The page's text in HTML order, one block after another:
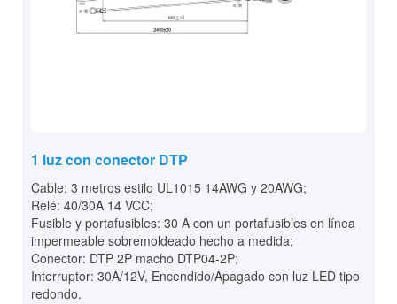
1 luz con conector DTP
Cable: 3 metros estilo UL1015 14AWG y 20AWG;
Relé: 40/30A 14 VCC;
Fusible y portafusibles: 30 A con un portafusibles en línea
impermeable sobremoldeado hecho a medida;
Conector: DTP 2P macho DTP04-2P;
Interruptor: 30A/12V, Encendido/Apagado con luz LED tipo
redondo.